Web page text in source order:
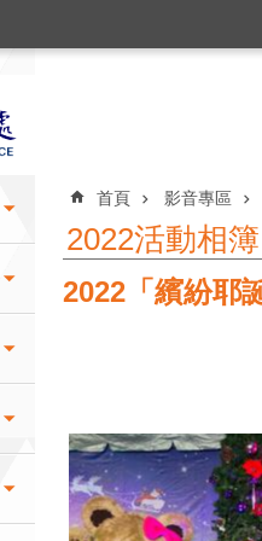
:::
首頁 影音專區
2022活動相簿
2022「繽紛耶